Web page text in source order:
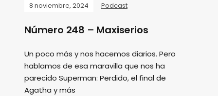
8 noviembre, 2024 Podcast
Número 248 – Maxiserios
Un poco más y nos hacemos diarios. Pero
hablamos de esa maravilla que nos ha
parecido Superman: Perdido, el final de
Agatha y más